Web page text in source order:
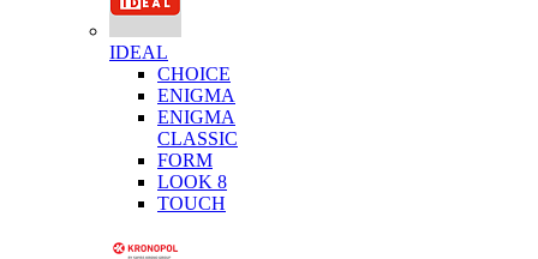
IDEAL
CHOICE
ENIGMA
ENIGMA
CLASSIC
FORM
LOOK 8
TOUCH